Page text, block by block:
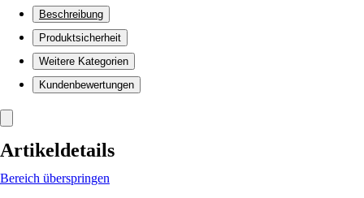
Beschreibung
Produktsicherheit
Weitere Kategorien
Kundenbewertungen
Artikeldetails
Bereich überspringen